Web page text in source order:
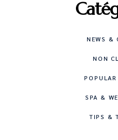
NEWS &
NON
POPULAR
SPA &
TIPS &